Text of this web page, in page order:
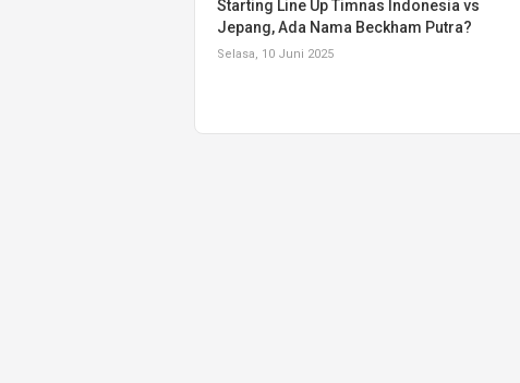
Starting Line Up Timnas Indonesia vs
Jepang, Ada Nama Beckham Putra?
Selasa, 10 Juni 2025